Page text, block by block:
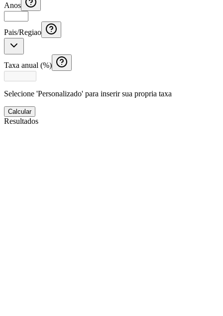
Anos
Pais/Regiao
Taxa anual (%)
Selecione 'Personalizado' para inserir sua propria taxa
Calcular
Resultados